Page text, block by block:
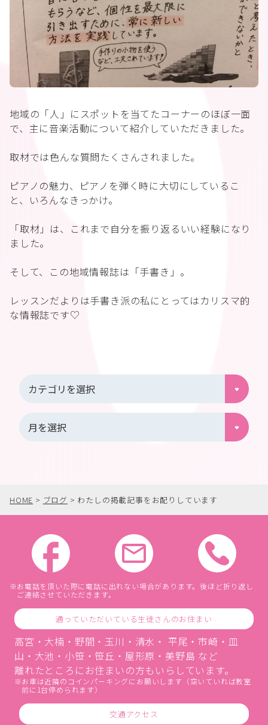
地域の「人」にスポットを当てたコーナーのほぼ一面
で、主に音楽活動について紹介していただきました。
取材では色んな質問たくさんされました。
ピアノの魅力、ピアノを弾く時に大切にしているこ
と、いろんなきっかけ。
「取材」は、これまで自分を振り返るいい経験になり
ました。
そして、この地域情報誌は「手書き」。
レッスンだよりは手書き派の私にとってはカリスマ的
な情報誌です♡
HOME > ブログ > わたしの掲載記事をお配りしています
お電話を頂いた際に電話に出れない場合があります。後ほど折り返し
ご連絡させていただきます。
通っていただいている生徒さんのお住まい
高宮・大楠・野間・玉川・清水・ 平尾・市崎・皿
山・大池・小笹・笹丘・屋形原・美野島 など
離れたところにお住まいの方もいらしています。
お車は近隣のコインパーキングにお願いします（空いていれば教室
前に1台停められます）
交通アクセス